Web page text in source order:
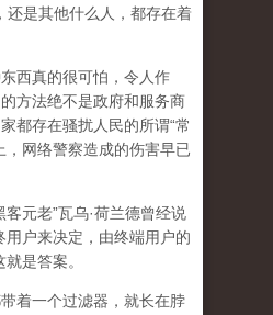
还是其他什么人，都存在着
西真的很可怕，令人作
方法绝不是政府和服务商
都存在骚扰人民的所谓“常
，网络警察造成的伤害早已
元老”瓦乌·荷兰德曾经说
用户来决定，由终端用户的
是答案。
着一个过滤器，就长在脖